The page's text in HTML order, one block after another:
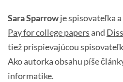
Sara Sparrowje spisovateľka
Pay for college papers and
tiež prispievajúcou
Ako autorka obsahu píše
informatike.